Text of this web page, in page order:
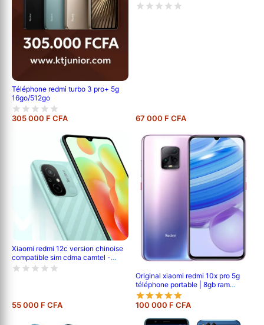
Téléphone redmi turbo 3 pro+ 5g
16go/512go
305 000 F CFA 67 000 F CFA
Xiaomi redmi 12c version chinoise
compatible sim cdma camtel -
pouce- 6.71' - 64go /4go ram -
55 000 F CFA
Original xiaomi redmi 10x pro 5g
téléphone portable | 8gb ram
/256gb rom | mtk 820 octa core |
48mp ai quad camera | 4520mah
battery | 6.57 full screen |
fingerprint id
100 000 F CFA